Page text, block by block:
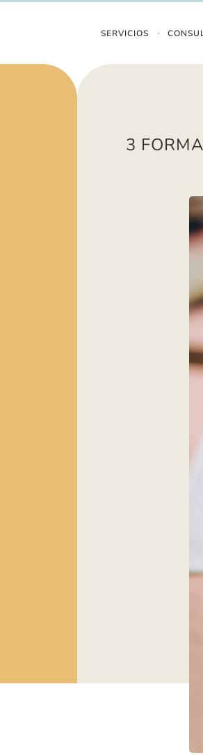
SERVICIOS
3